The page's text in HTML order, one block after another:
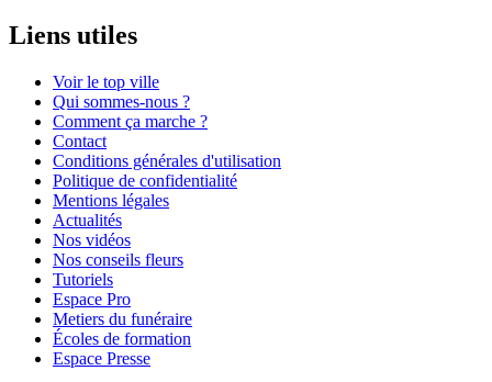
Liens utiles
Voir le top ville
Qui sommes-nous ?
Comment ça marche ?
Contact
Conditions générales d'utilisation
Politique de confidentialité
Mentions légales
Actualités
Nos vidéos
Nos conseils fleurs
Tutoriels
Espace Pro
Metiers du funéraire
Écoles de formation
Espace Presse